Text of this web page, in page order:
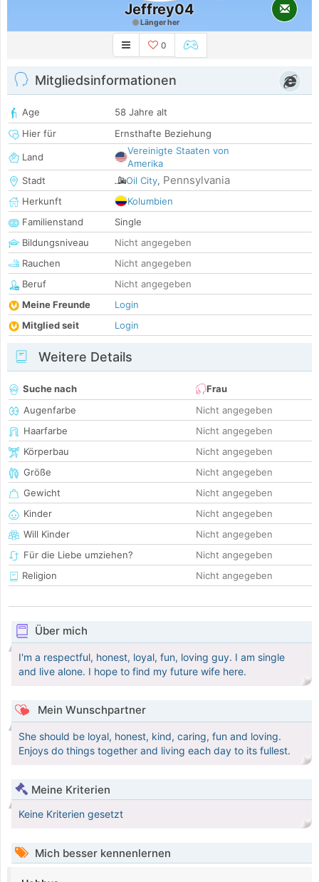
Jeffrey04
Länger her
0
Mitgliedsinformationen
Age
58 Jahre alt
Hier für
Ernsthafte Beziehung
Land
Vereinigte Staaten von
Amerika
Stadt
Oil City, Pennsylvania
Herkunft
Kolumbien
Familienstand
Single
Bildungsniveau
Nicht angegeben
Rauchen
Nicht angegeben
Beruf
Nicht angegeben
Meine Freunde
Login
Mitglied seit
Login
Weitere Details
Suche nach
Frau
Augenfarbe
Nicht angegeben
Haarfarbe
Nicht angegeben
Körperbau
Nicht angegeben
Größe
Nicht angegeben
Gewicht
Nicht angegeben
Kinder
Nicht angegeben
Will Kinder
Nicht angegeben
Für die Liebe umziehen?
Nicht angegeben
Religion
Nicht angegeben
Über mich
I'm a respectful, honest, loyal, fun, loving guy. I am single
and live alone. I hope to find my future wife here.
Mein Wunschpartner
She should be loyal, honest, kind, caring, fun and loving.
Enjoys do things together and living each day to its fullest.
Meine Kriterien
Keine Kriterien gesetzt
Mich besser kennenlernen